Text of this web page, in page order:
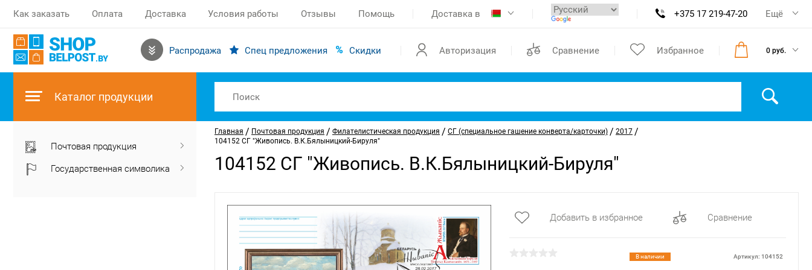
Как заказать Оплата Доставка Условия работы Отзывы Помощь Доставка в +375 17 219-47-20 Ещё
Распродажа Спец предложения Скидки Авторизация Сравнение Избранное 0 руб.
Каталог продукции
Почтовая продукция
Государственная символика
Главная / Почтовая продукция / Филателистическая продукция / СГ (специальное гашение конверта/карточки) / 2017 /
104152 СГ "Живопись. В.К.Бялыницкий-Бируля"
104152 СГ "Живопись. В.К.Бялыницкий-Бируля"
Добавить в избранное Сравнение
В наличии Артикул: 104152